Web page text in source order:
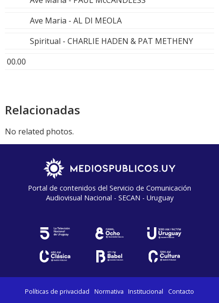
Ave Maria - AL DI MEOLA
Spiritual - CHARLIE HADEN & PAT METHENY
00.00
Relacionadas
No related photos.
Portal de contenidos del Servicio de Comunicación
Audiovisual Nacional - SECAN - Uruguay
Políticas de privacidad Normativa Institucional Contacto